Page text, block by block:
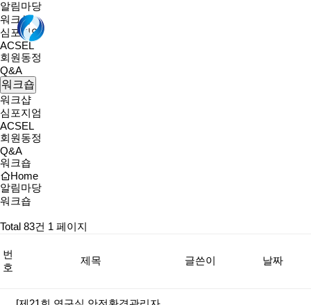
알림마당
워크샵
심포지엄
ACSEL
회원동정
Q&A
워크숍
워크샵
심포지엄
ACSEL
회원동정
Q&A
워크숍
Home
알림마당
워크숍
Total 83건 1 페이지
번
호
제목 글쓴이 날짜